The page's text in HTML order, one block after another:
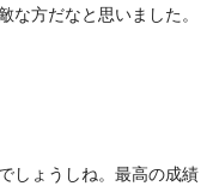
方だなと思いました。
しょうしね。最高の成績